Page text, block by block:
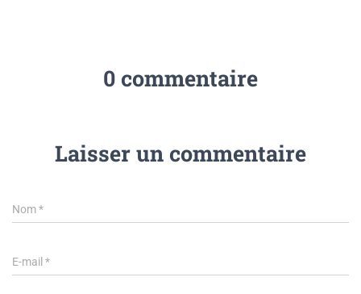
0 commentaire
Laisser un commentaire
Nom*
E-mail *